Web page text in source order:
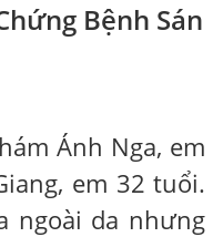
Bệnh Sán
Ánh Nga, em
em 32 tuổi.
ngoài da nhưng